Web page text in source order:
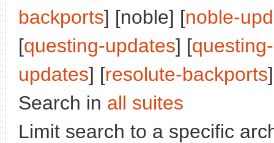
backports] [noble] [noble-
[questing-updates] [
updates] [resolute-backports
Search in all suites
Limit search to a specific